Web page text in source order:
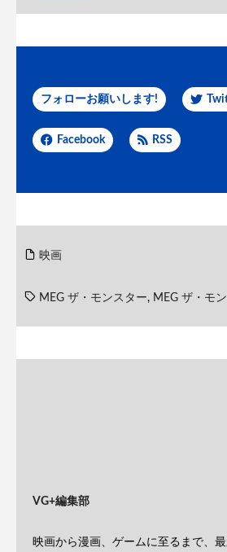
フォローお願いします!
Facebook RSS
映画
MEG ザ・モンスター, MEG ザ・モ
VG+編集部
映画から漫画、ゲームに至るまで、